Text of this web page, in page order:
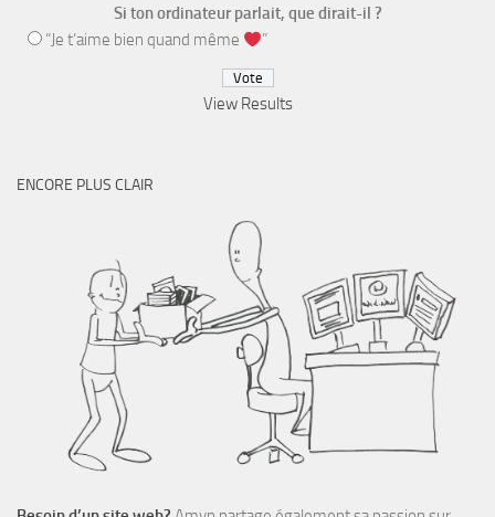
Si ton ordinateur parlait, que dirait-il ?
“Je t’aime bien quand même
”
View Results
ENCORE PLUS CLAIR